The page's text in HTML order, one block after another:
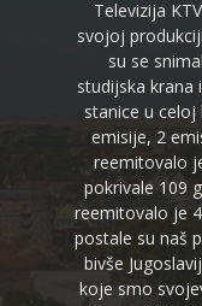
Televizija
svojoj
su se
studijska krana
stanice u celoj
emisije, 2
reemitovalo
pokrivale 109
reemitovalo je
postale su naš
bivše
koje smo